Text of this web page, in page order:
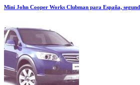
Mini John Cooper Works Clubman para España,